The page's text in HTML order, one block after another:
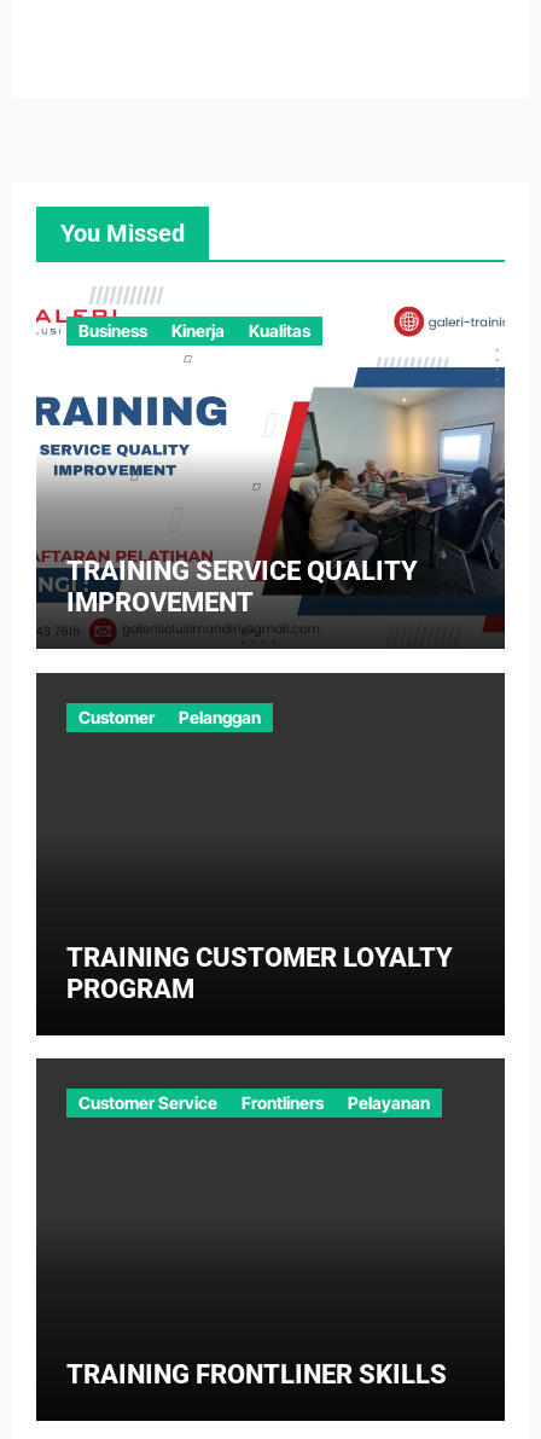
You Missed
Business Kinerja Kualitas
TRAINING SERVICE QUALITY
IMPROVEMENT
Customer Pelanggan
TRAINING CUSTOMER LOYALTY
PROGRAM
Customer Service Frontliners Pelayanan
TRAINING FRONTLINER SKILLS